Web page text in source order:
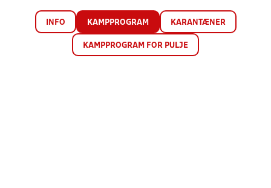
INFO KAMPPROGRAM KARANTÆNER
KAMPPROGRAM FOR PULJE